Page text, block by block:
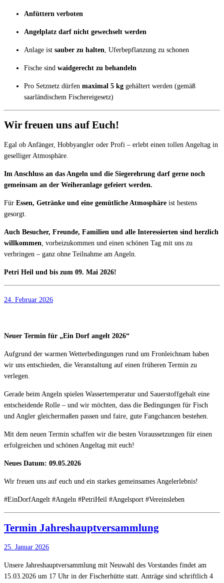
Anfüttern verboten
Angelplatz darf nicht gewechselt werden
Anlage ist sauber zu halten, Uferbepflanzung zu schonen
Fische sind waidgerecht zu behandeln
Pro Setznetz dürfen maximal 5 kg gehältert werden (gemäß
saarländischem Fischereigesetz)
Wir freuen uns auf Euch!
Egal ob Anfänger, Hobbyangler oder Profi – erlebt einen tollen Angeltag in
geselliger Atmosphäre.
Im Anschluss an das Angeln und die Siegerehrung darf gerne noch
gemeinsam an der Weiheranlage gefeiert werden.
Für Essen, Getränke und eine gemütliche Atmosphäre ist bestens
gesorgt.
Auch Besucher, Freunde, Familien und alle Interessierten sind herzlich
willkommen , vorbeizukommen und einen schönen Tag mit uns zu
verbringen – ganz ohne Teilnahme am Angeln.
Petri Heil und bis zum 09. Mai 2026!
24. Februar 2026
Neuer Termin für „Ein Dorf angelt 2026“
Aufgrund der warmen Wetterbedingungen rund um Fronleichnam haben
wir uns entschieden, die Veranstaltung auf einen früheren Termin zu
verlegen.
Gerade beim Angeln spielen Wassertemperatur und Sauerstoffgehalt eine
entscheidende Rolle – und wir möchten, dass die Bedingungen für Fisch
und Angler gleichermaßen passen und faire, gute Fangchancen bestehen.
Mit dem neuen Termin schaffen wir die besten Voraussetzungen für einen
erfolgreichen und schönen Angeltag mit euch!
Neues Datum: 09.05.2026
Wir freuen uns auf euch und ein starkes gemeinsames Angelerlebnis!
#EinDorfAngelt #Angeln #PetriHeil #Angelsport #Vereinsleben
Termin Jahreshauptversammlung
25. Januar 2026
Unsere Jahreshauptversammlung mit Neuwahl des Vorstandes findet am
15.03.2026 um 17 Uhr in der Fischerhütte statt. Anträge sind schriftlich 4